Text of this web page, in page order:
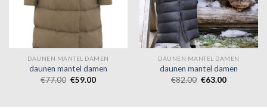
DAUNEN MANTEL DAMEN
daunen mantel damen
€77.00 €59.00
DAUNEN MANTEL DAMEN
daunen mantel damen
€82.00 €63.00